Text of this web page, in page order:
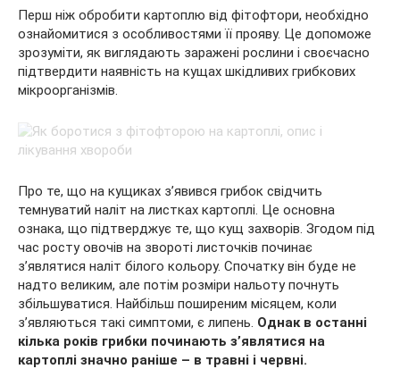
Перш ніж обробити картоплю від фітофтори, необхідно
ознайомитися з особливостями її прояву. Це допоможе
зрозуміти, як виглядають заражені рослини і своєчасно
підтвердити наявність на кущах шкідливих грибкових
мікроорганізмів.
Про те, що на кущиках з’явився грибок свідчить
темнуватий наліт на листках картоплі. Це основна
ознака, що підтверджує те, що кущ захворів. Згодом під
час росту овочів на звороті листочків починає
з’являтися наліт білого кольору. Спочатку він буде не
надто великим, але потім розміри нальоту почнуть
збільшуватися. Найбільш поширеним місяцем, коли
з’являються такі симптоми, є липень. Однак в останні
кілька років грибки починають з’являтися на
картоплі значно раніше – в травні і червні.